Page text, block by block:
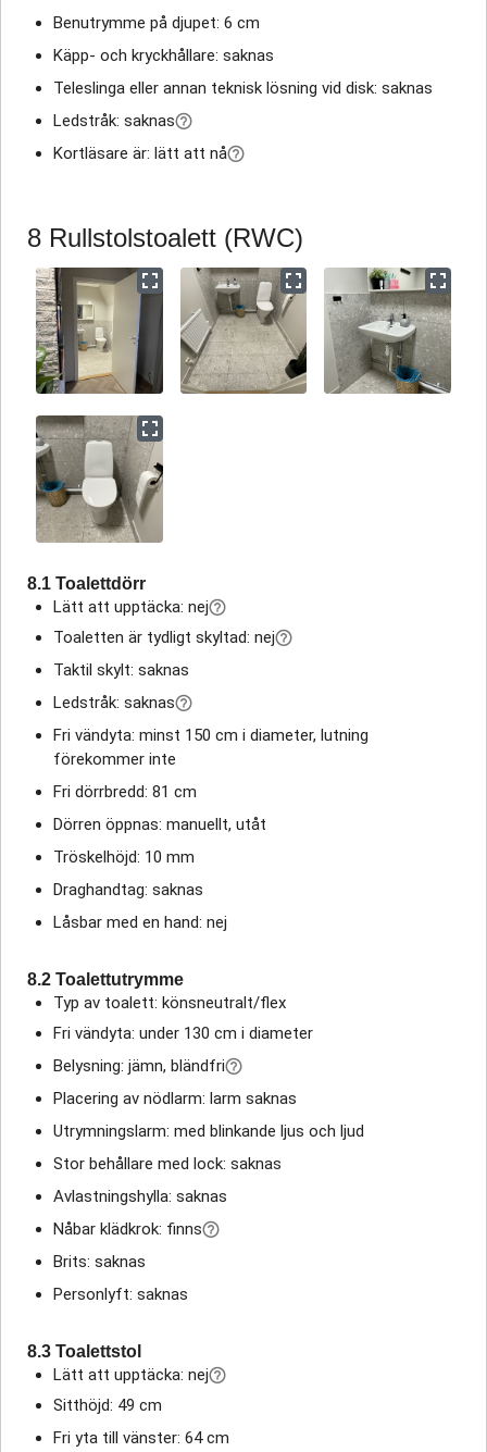
Benutrymme på djupet: 6 cm
Käpp- och kryckhållare: saknas
Teleslinga eller annan teknisk lösning vid disk: saknas
Ledstråk: saknas
Kortläsare är: lätt att nå
8 Rullstolstoalett (RWC)
8.1 Toalettdörr
Lätt att upptäcka: nej
Toaletten är tydligt skyltad: nej
Taktil skylt: saknas
Ledstråk: saknas
Fri vändyta: minst 150 cm i diameter, lutning
förekommer inte
Fri dörrbredd: 81 cm
Dörren öppnas: manuellt, utåt
Tröskelhöjd: 10 mm
Draghandtag: saknas
Låsbar med en hand: nej
8.2 Toalettutrymme
Typ av toalett: könsneutralt/flex
Fri vändyta: under 130 cm i diameter
Belysning: jämn, bländfri
Placering av nödlarm: larm saknas
Utrymningslarm: med blinkande ljus och ljud
Stor behållare med lock: saknas
Avlastningshylla: saknas
Nåbar klädkrok: finns
Brits: saknas
Personlyft: saknas
8.3 Toalettstol
Lätt att upptäcka: nej
Sitthöjd: 49 cm
Fri yta till vänster: 64 cm